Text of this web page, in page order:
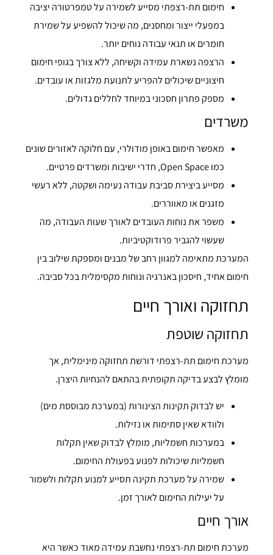
חימום תת-רצפתי מסייע לשמירה על טמפרטורה יציבה
במפעלי ייצור ומחסנים, מה שיכול להשפיע על שמירת
חומרים או תנאי עבודה נוחים יותר.
הרצפה נשארת עמידה וקשיחה, ללא צורך בגופי חימום
חיצוניים שיכולים להפריע לתנועת מלגזות או עובדים.
מספק פתרון חסכוני במיוחד לחללים גדולים.
משרדים
מאפשר חימום באופן מודולרי, עם חלוקה לאזורים שונים
כמו Open Space, חדרי ישיבות ומשרדים פרטיים.
מסייע ביצירת סביבת עבודה נעימה ושקטה, ללא רעשי
מזגנים או מאווררים.
משפר את נוחות העובדים לאורך שעות העבודה, מה
שעשוי להגביר פרודוקטיביות.
המערכת מתאימה למגוון רחב של מבנים ומספקת שילוב בין
חימום אחיד, חיסכון באנרגיה ונוחות מקסימלית בכל סביבה.
תחזוקה ואורך חיים
תחזוקה שוטפת
מערכת חימום תת-רצפתי דורשת תחזוקה מינימלית, אך
מומלץ לבצע בדיקה תקופתית בהתאם להנחיות היצרן.
יש לבדוק תקינות הצינורות (במערכת מבוססת מים)
ולוודא שאין סתימות או נזילות.
במערכות חשמליות, מומלץ לבדוק שאין תקלות
חשמליות שיכולות לפגוע בפעולת החימום.
שמירה על מערכת תקינה תסייע למנוע תקלות ולשמור
על יעילות החימום לאורך זמן.
אורך חיים
מערכת חימום תת-רצפתי נחשבת עמידה מאוד כאשר היא